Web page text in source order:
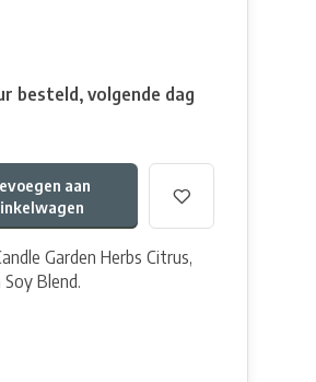
besteld, volgende dag
aan
Garden Herbs Citrus,
Blend.